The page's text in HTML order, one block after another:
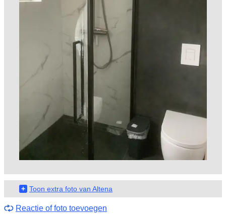
+ Toon extra foto van Altena
Reactie of foto toevoegen